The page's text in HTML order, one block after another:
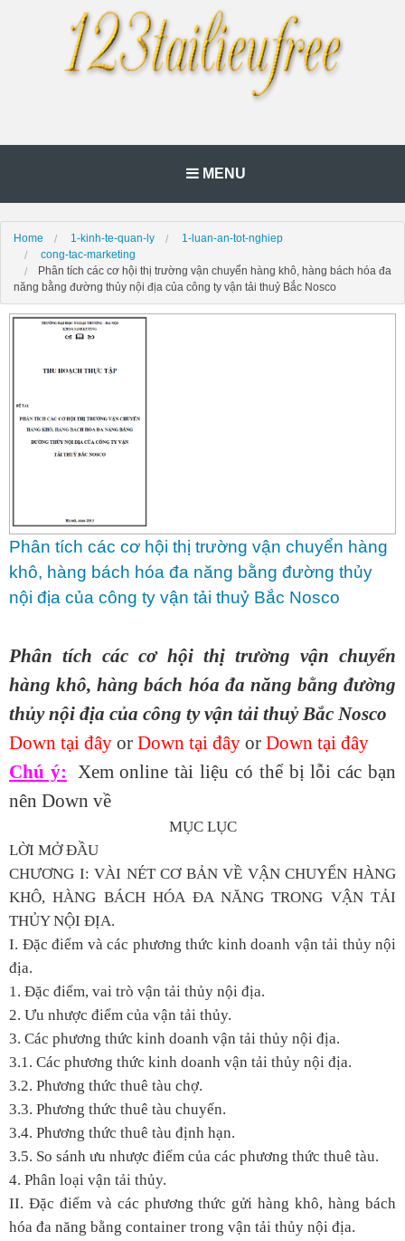
MENU
Home 1-kinh-te-quan-ly
1-luan-an-tot-nghiep
cong-tac-marketing
Phân tích các cơ hội thị trường vận chuyển hàng khô, hàng bách hóa đa
năng bằng đường thủy nội địa của công ty vận tải thuỷ Bắc Nosco
Phân tích các cơ hội thị trường vận chuyển hàng
khô, hàng bách hóa đa năng bằng đường thủy
nội địa của công ty vận tải thuỷ Bắc Nosco
Phân tích các cơ hội thị trường vận chuyển
hàng khô, hàng bách hóa đa năng bằng đường
thủy nội địa của công ty vận tải thuỷ Bắc Nosco
Down tại đây or Down tại đây or Down tại đây
Chú ý: Xem online tài liệu có thể bị lỗi các bạn
nên Down về
MỤC LỤC
LỜI MỞ ĐẦU
CHƯƠNG I: VÀI NÉT CƠ BẢN VỀ VẬN CHUYỂN HÀNG
KHÔ, HÀNG BÁCH HÓA ĐA NĂNG TRONG VẬN TẢI
THỦY NỘI ĐỊA.
I. Đặc điểm và các phương thức kinh doanh vận tải thủy nội
địa.
1. Đặc điểm, vai trò vận tải thủy nội địa.
2. Ưu nhược điểm của vận tải thủy.
3. Các phương thức kinh doanh vận tải thủy nội địa.
3.1. Các phương thức kinh doanh vận tải thủy nội địa.
3.2. Phương thức thuê tàu chợ.
3.3. Phương thức thuê tàu chuyến.
3.4. Phương thức thuê tàu định hạn.
3.5. So sánh ưu nhược điểm của các phương thức thuê tàu.
4. Phân loại vận tải thủy.
II. Đặc điểm và các phương thức gửi hàng khô, hàng bách
hóa đa năng bằng container trong vận tải thủy nội địa.